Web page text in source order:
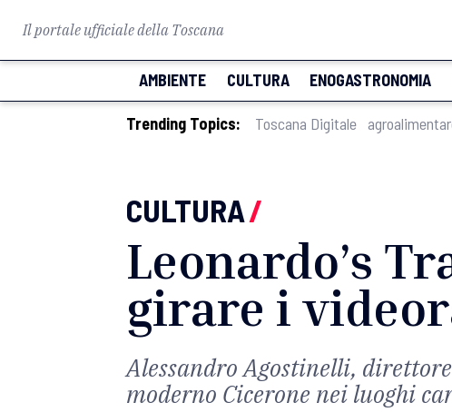
Il portale ufficiale della Toscana
AMBIENTE CULTURA ENOGASTRONOMIA
Trending Topics: Toscana Digitale
CULTURA/
Leonardo’s
girare i
Alessandro Agostinelli,
moderno Cicerone nei luoghi